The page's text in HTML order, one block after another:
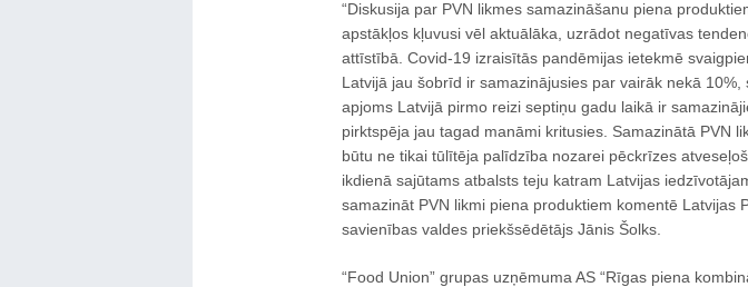
“Diskusija par PVN likmes samazināšanu piena
apstākļos kļuvusi vēl aktuālāka, uzrādot negatīvas
attīstībā. Covid-19 izraisītās pandēmijas ietekmē
Latvijā jau šobrīd ir samazinājusies par vairāk nekā 10%,
apjoms Latvijā pirmo reizi septiņu gadu laikā ir
pirktspēja jau tagad manāmi kritusies. Samazinātā PVN
būtu ne tikai tūlītēja palīdzība nozarei pēckrīzes
ikdienā sajūtams atbalsts teju katram Latvijas
samazināt PVN likmi piena produktiem komentē Latvijas
savienības valdes priekšsēdētājs Jānis Šolks.
“Food Union” grupas uzņēmuma AS “Rīgas piena